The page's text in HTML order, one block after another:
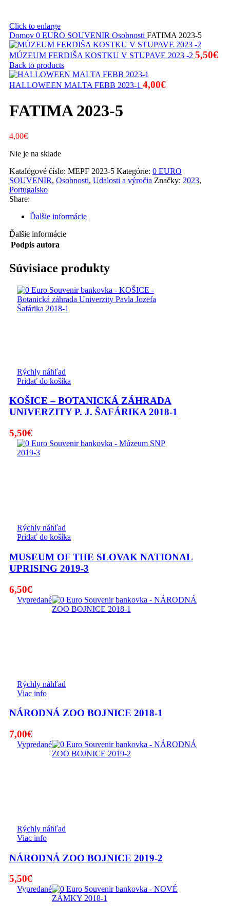
Click to enlarge
Domov 0 EURO SOUVENIR Osobnosti FATIMA 2023-5
MÚZEUM FERDIŠA KOSTKU V STUPAVE 2023 -2 5,50€
Back to products
HALLOWEEN MALTA FEBB 2023-1 4,00€
FATIMA 2023-5
4,00€
Nie je na sklade
Katalógové číslo: MEPF 2023-5 Kategórie: 0 EURO
SOUVENIR, Osobnosti, Udalosti a výročia Značky: 2023,
Portugalsko
Share:
Ďalšie informácie
Ďalšie informácie
Podpis autora
Súvisiace produkty
Rýchly náhľad
Pridať do košíka
KOŠICE – BOTANICKÁ ZÁHRADA
UNIVERZITY P. J. ŠAFÁRIKA 2018-1
5,50€
Rýchly náhľad
Pridať do košíka
MUSEUM OF THE SLOVAK NATIONAL
UPRISING 2019-3
6,50€
Vypredané
Rýchly náhľad
Viac info
NÁRODNÁ ZOO BOJNICE 2018-1
7,00€
Vypredané
Rýchly náhľad
Viac info
NÁRODNÁ ZOO BOJNICE 2019-2
5,50€
Vypredané